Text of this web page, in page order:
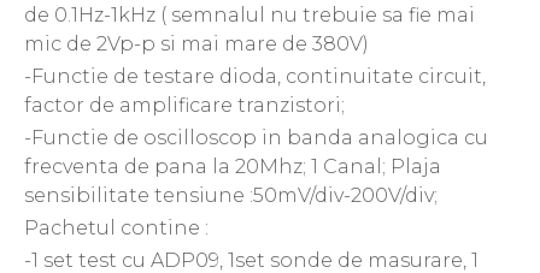
de 0.1Hz-1kHz ( semnalul nu trebuie sa fie mai
mic de 2Vp-p si mai mare de 380V)
-Functie de testare dioda, continuitate circuit,
factor de amplificare tranzistori;
-Functie de oscilloscop in banda analogica cu
frecventa de pana la 20Mhz; 1 Canal; Plaja
sensibilitate tensiune :50mV/div-200V/div;
Pachetul contine :
-1 set test cu ADP09, 1set sonde de masurare, 1